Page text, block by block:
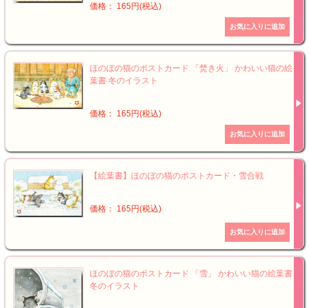
価格： 165円(税込)
ほのぼの猫のポストカード 「焚き火」 かわいい猫の絵
葉書 冬のイラスト
価格： 165円(税込)
【絵葉書】ほのぼの猫のポストカード・雪合戦
価格： 165円(税込)
ほのぼの猫のポストカード 「雪」 かわいい猫の絵葉書
冬のイラスト